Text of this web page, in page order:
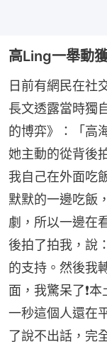
高Ling一舉動
日前有網民在社
長文透露當時獨
的博弈》：「高
她主動的從背後
我自己在外面吃
默默的一邊吃飯
劇，所以一邊在
後拍了拍我，說
的支持。然後我
面，我驚呆了❗
一秒這個人還在
了說不出話，完